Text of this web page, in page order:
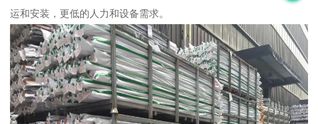
运和安装，更低的人力和设备需求。